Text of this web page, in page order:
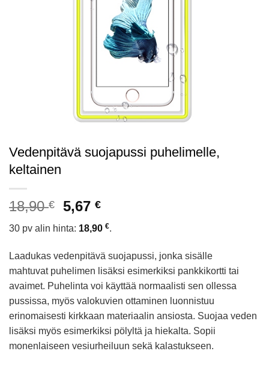
Vedenpitävä suojapussi puhelimelle,
keltainen
18,90€
Alkuperäinen
oli:
18,90 €.
5,67€Nykyinen
hinta
on:
5,67 €.
30 pv alin hinta: 18,90 €.
Laadukas vedenpitävä suojapussi, jonka sisälle
mahtuvat puhelimen lisäksi esimerkiksi pankkikortti tai
avaimet. Puhelinta voi käyttää normaalisti sen ollessa
pussissa, myös valokuvien ottaminen luonnistuu
erinomaisesti kirkkaan materiaalin ansiosta. Suojaa veden
lisäksi myös esimerkiksi pölyltä ja hiekalta. Sopii
monenlaiseen vesiurheiluun sekä kalastukseen.